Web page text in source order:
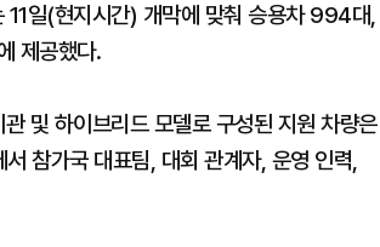
일(현지시간) 개막에 맞춰 승용차 994대,
제공했다.
및 하이브리드 모델로 구성된 지원 차량은
참가국 대표팀, 대회 관계자, 운영 인력,